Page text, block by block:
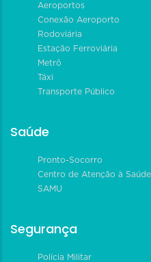
Aeroportos
Conexão Aeroporto
Rodoviária
Estação Ferroviária
Metrô
Táxi
Transporte Público
Saúde
Pronto-Socorro
Centro de Atenção à
SAMU
Segurança
Polícia Militar